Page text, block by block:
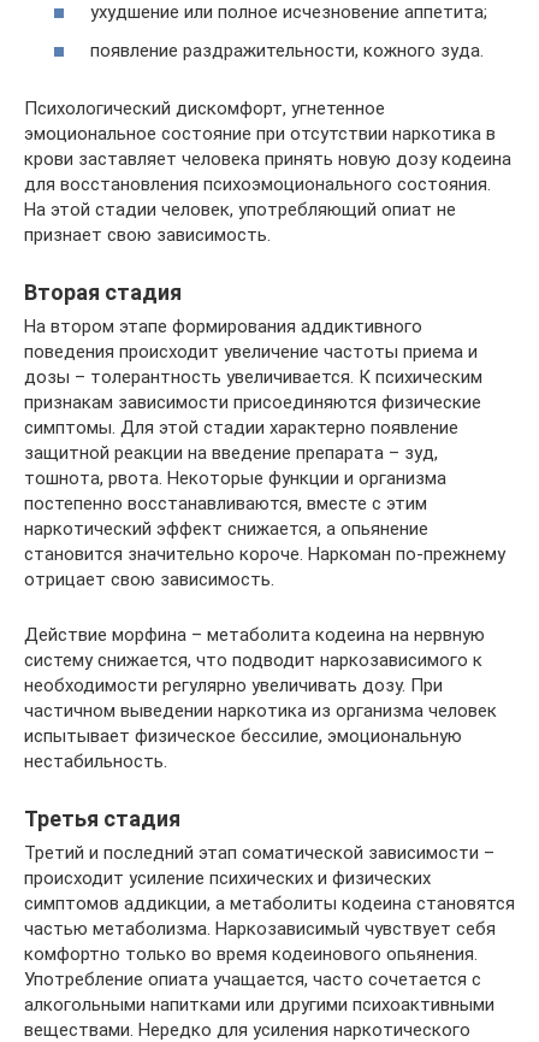
ухудшение или полное исчезновение аппетита;
появление раздражительности, кожного зуда.
Психологический дискомфорт, угнетенное
эмоциональное состояние при отсутствии наркотика в
крови заставляет человека принять новую дозу кодеина
для восстановления психоэмоционального состояния.
На этой стадии человек, употребляющий опиат не
признает свою зависимость.
Вторая стадия
На втором этапе формирования аддиктивного
поведения происходит увеличение частоты приема и
дозы – толерантность увеличивается. К психическим
признакам зависимости присоединяются физические
симптомы. Для этой стадии характерно появление
защитной реакции на введение препарата – зуд,
тошнота, рвота. Некоторые функции и организма
постепенно восстанавливаются, вместе с этим
наркотический эффект снижается, а опьянение
становится значительно короче. Наркоман по-прежнему
отрицает свою зависимость.
Действие морфина – метаболита кодеина на нервную
систему снижается, что подводит наркозависимого к
необходимости регулярно увеличивать дозу. При
частичном выведении наркотика из организма человек
испытывает физическое бессилие, эмоциональную
нестабильность.
Третья стадия
Третий и последний этап соматической зависимости –
происходит усиление психических и физических
симптомов аддикции, а метаболиты кодеина становятся
частью метаболизма. Наркозависимый чувствует себя
комфортно только во время кодеинового опьянения.
Употребление опиата учащается, часто сочетается с
алкогольными напитками или другими психоактивными
веществами. Нередко для усиления наркотического